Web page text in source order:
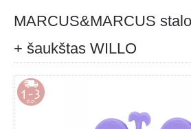
MARCUS&MARCUS
+ šaukštas WILLO